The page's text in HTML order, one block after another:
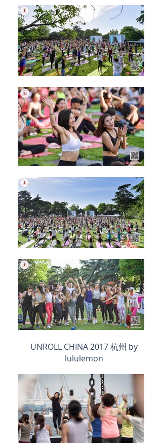
UNROLL CHINA 2017 杭州 by
lululemon